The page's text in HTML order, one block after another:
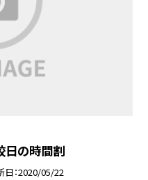
日の時間割
日 2020/05/22